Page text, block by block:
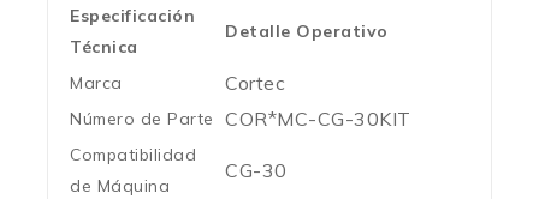
Especificación
Técnica
Detalle Operativo
Marca Cortec
Número de Parte COR*MC-CG-30KIT
Compatibilidad
de Máquina
CG-30